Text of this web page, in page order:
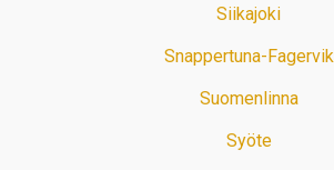
Siikajoki
Snappertuna-Fagervik
Suomenlinna
Syöte